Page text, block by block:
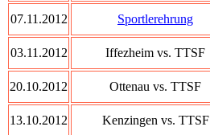
07.11.2012
Sportlerehrung
03.11.2012
Iffezheim vs. TTSF
20.10.2012
Ottenau vs. TTSF
13.10.2012
Kenzingen vs. TTSF